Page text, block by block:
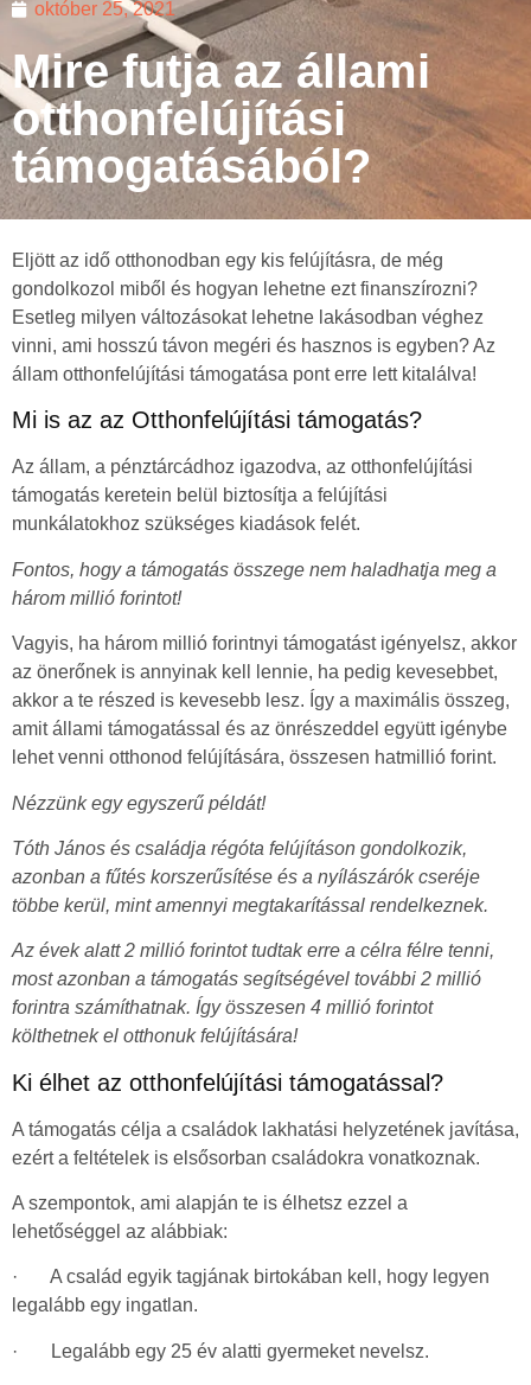
október 25, 2021
Mire futja az állami
otthonfelújítási
támogatásából?
Eljött az idő otthonodban egy kis felújításra, de még
gondolkozol miből és hogyan lehetne ezt finanszírozni?
Esetleg milyen változásokat lehetne lakásodban véghez
vinni, ami hosszú távon megéri és hasznos is egyben? Az
állam otthonfelújítási támogatása pont erre lett kitalálva!
Mi is az az Otthonfelújítási támogatás?
Az állam, a pénztárcádhoz igazodva, az otthonfelújítási
támogatás keretein belül biztosítja a felújítási
munkálatokhoz szükséges kiadások felét.
Fontos, hogy a támogatás összege nem haladhatja meg a
három millió forintot!
Vagyis, ha három millió forintnyi támogatást igényelsz, akkor
az önerőnek is annyinak kell lennie, ha pedig kevesebbet,
akkor a te részed is kevesebb lesz. Így a maximális összeg,
amit állami támogatással és az önrészeddel együtt igénybe
lehet venni otthonod felújítására, összesen hatmillió forint.
Nézzünk egy egyszerű példát!
Tóth János és családja régóta felújításon gondolkozik,
azonban a fűtés korszerűsítése és a nyílászárók cseréje
többe kerül, mint amennyi megtakarítással rendelkeznek.
Az évek alatt 2 millió forintot tudtak erre a célra félre tenni,
most azonban a támogatás segítségével további 2 millió
forintra számíthatnak. Így összesen 4 millió forintot
költhetnek el otthonuk felújítására!
Ki élhet az otthonfelújítási támogatással?
A támogatás célja a családok lakhatási helyzetének javítása,
ezért a feltételek is elsősorban családokra vonatkoznak.
A szempontok, ami alapján te is élhetsz ezzel a
lehetőséggel az alábbiak:
· A család egyik tagjának birtokában kell, hogy legyen
legalább egy ingatlan.
· Legalább egy 25 év alatti gyermeket nevelsz.